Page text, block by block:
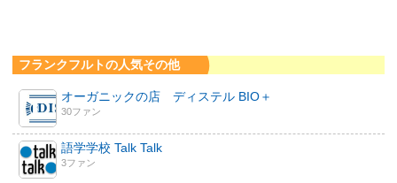
フランクフルトの人気その他
オーガニックの店 ディステル BIO＋
30ファン
語学学校 Talk Talk
3ファン